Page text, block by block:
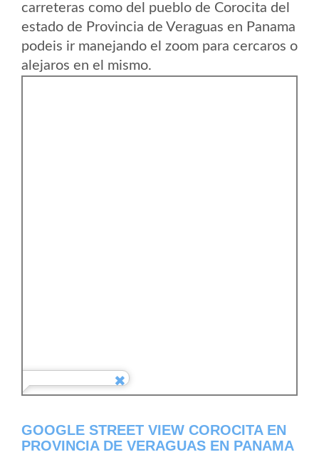
carreteras como del pueblo de Corocita del
estado de Provincia de Veraguas en Panama
podeis ir manejando el zoom para cercaros o
alejaros en el mismo.
GOOGLE STREET VIEW COROCITA EN
PROVINCIA DE VERAGUAS EN PANAMA